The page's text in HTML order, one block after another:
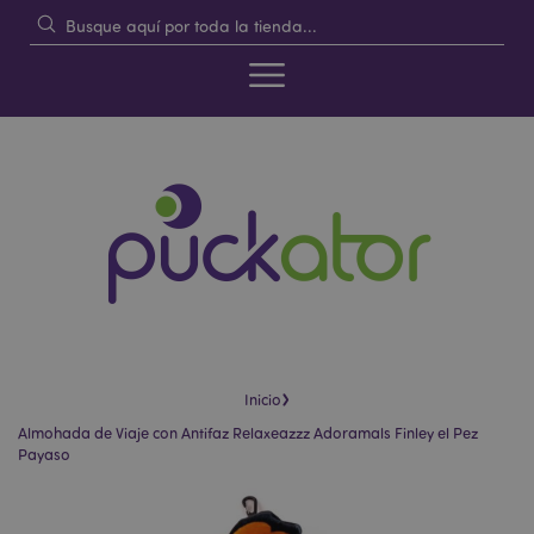
Inicio›
Almohada de Viaje con Antifaz Relaxeazzz Adoramals Finley el Pez
Payaso